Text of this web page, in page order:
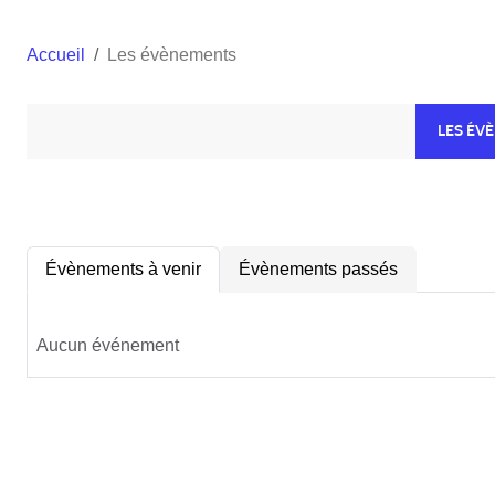
Accueil Les évènements
LES
Évènements à venir Évènements passés
Aucun événement